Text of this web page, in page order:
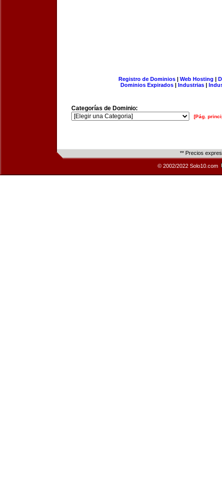
Registro de Dominios| Web Hosting |
Dominios Expirados | Industrias |
Categorías de Dominio:
[Pág.
** Precios
© 2002/2022 Solo10.com